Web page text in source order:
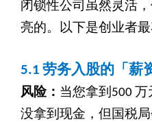
闭锁性公司虽然灵活
亮的。以下是创业者
5.1 劳务入股的「薪
风险： 当您拿到500
没拿到现金，但国税